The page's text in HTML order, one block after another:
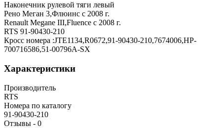
Наконечник рулевой тяги левый
Рено Меган 3,Флюинс с 2008 г.
Renault Megane III,Fluence с 2008 г.
RTS 91-90430-210
Кросс номера :JTE1134,R0672,91-90430-210,7674006,HP-
700716586,51-00796A-SX
Характеристики
Производитель
RTS
Номера по каталогу
91-90430-210
Отзывы - 0